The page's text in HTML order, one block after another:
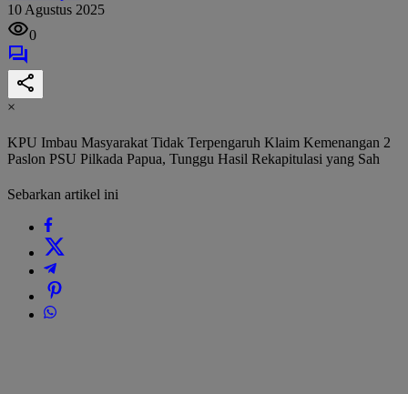
10 Agustus 2025
0
×
KPU Imbau Masyarakat Tidak Terpengaruh Klaim Kemenangan 2
Paslon PSU Pilkada Papua, Tunggu Hasil Rekapitulasi yang Sah
Sebarkan artikel ini